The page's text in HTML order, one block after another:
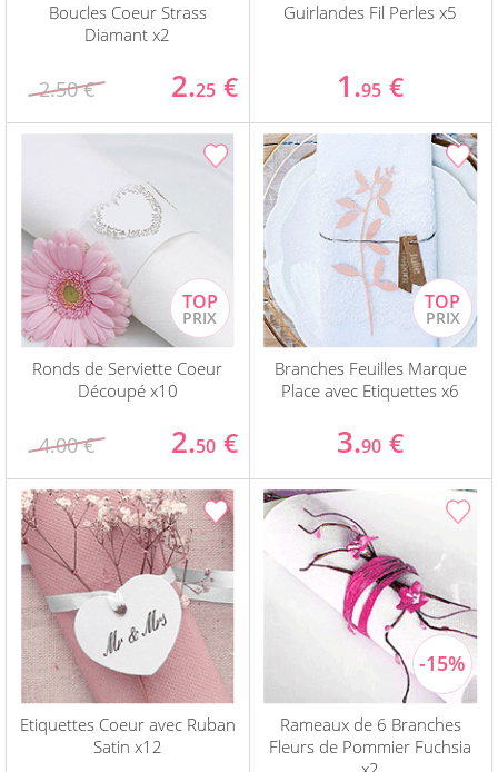
Boucles Coeur Strass
Diamant x2
2.50 € 2.25 €
Guirlandes Fil Perles x5
1.95 €
Ronds de Serviette Coeur
Découpé x10
4.00 € 2.50 €
Branches Feuilles Marque
Place avec Etiquettes x6
3.90 €
Etiquettes Coeur avec Ruban
Satin x12
Rameaux de 6 Branches
Fleurs de Pommier Fuchsia